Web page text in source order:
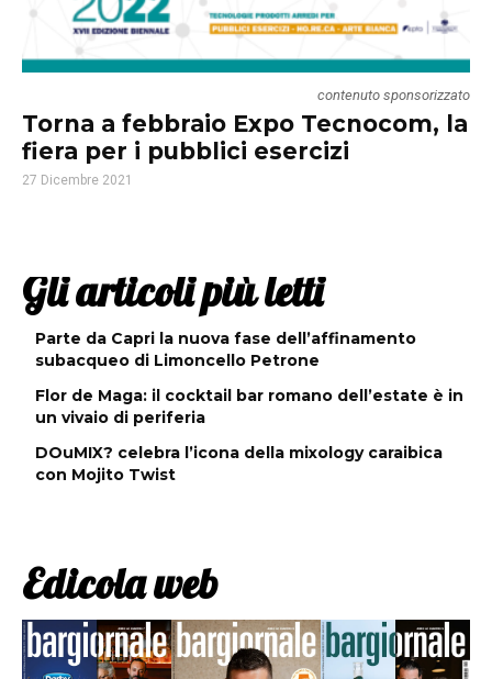
contenuto sponsorizzato
Torna a febbraio Expo Tecnocom, la
fiera per i pubblici esercizi
27 Dicembre 2021
Gli articoli più letti
Parte da Capri la nuova fase dell’affinamento
subacqueo di Limoncello Petrone
Flor de Maga: il cocktail bar romano dell’estate è in
un vivaio di periferia
DOuMIX? celebra l’icona della mixology caraibica
con Mojito Twist
Edicola web